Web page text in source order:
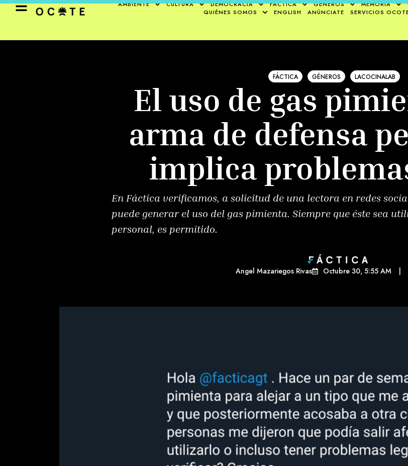
AMBIENTE CULTURA DEMOCRACIA FÁCTICA GÉNEROS MEMORIA
QUIÉNES SOMOS
ENGLISH ANÚNCIATE SERVICIOS
FÁCTICA GÉNEROS LACOCINALAB
El uso de gas
arma de defensa
implica
En Fáctica verificamos, a solicitud de una lectora en redes
puede generar el uso del gas pimienta. Siempre que éste sea
personal, es permitido.
Angel Mazariegos Rivas Octubre 30, 5:55 AM